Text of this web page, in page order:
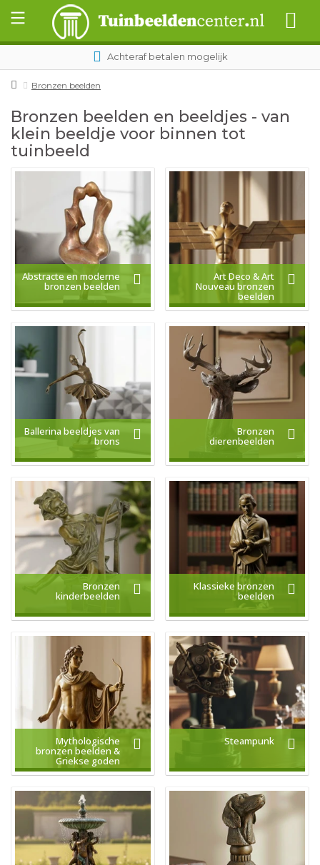
Achteraf betalen mogelijk
Bronzen beelden
Bronzen beelden en beeldjes - van
klein beeldje voor binnen tot
tuinbeeld
Abstracte en moderne
bronzen beelden
Art Deco & Art
Nouveau bronzen
beelden
Ballerina beeldjes van
brons
Bronzen
dierenbeelden
Bronzen
kinderbeelden
Klassieke bronzen
beelden
Mythologische
bronzen beelden &
Griekse goden
Steampunk